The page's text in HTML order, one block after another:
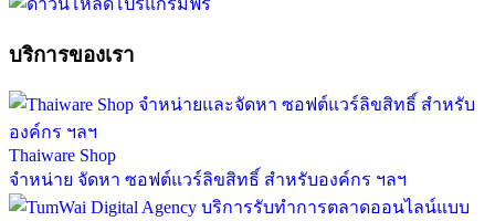
บริการของเรา
Thaiware Shop
จำหน่าย จัดหา ซอฟต์แวร์ลิขสิทธิ์ สำหรับองค์กร ฯลฯ